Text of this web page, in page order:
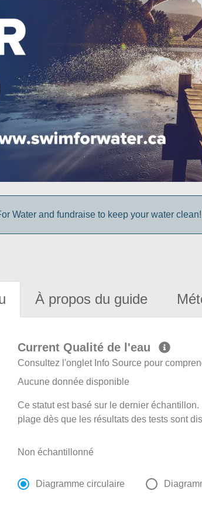
Water and fundraise to keep your water
À propos du guide
Current Qualité de l'eau
Consultez l'onglet Info Source pour
Aucune donnée disponible
Ce statut est basé sur le dernier
plage dès que les résultats des tests sont
Non échantillonné
Diagramme circulaire